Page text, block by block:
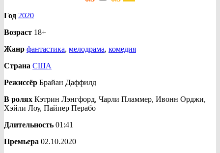
Год 2020
Возраст 18+
Жанр фантастика, мелодрама, комедия
Страна США
Режиссёр Брайан Даффилд
В ролях Кэтрин Лэнгфорд, Чарли Пламмер, Ивонн Орджи,
Хэйли Лоу, Пайпер Перабо
Длительность 01:41
Премьера 02.10.2020